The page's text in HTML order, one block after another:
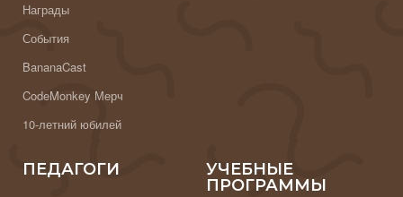
Награды
События
BananaCast
CodeMonkey Мерч
10-летний юбилей
ПЕДАГОГИ
УЧЕБНЫЕ
ПРОГРАММЫ